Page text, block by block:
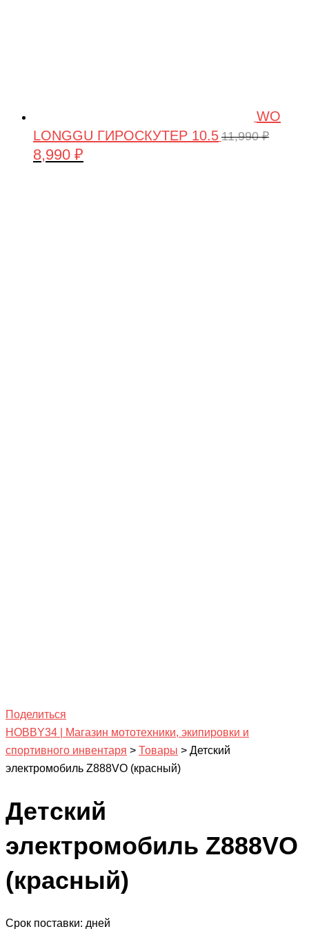
WO
LONGGU ГИРОСКУТЕР 10.5 11,990₽
Первоначальная
8,990 ₽
Поделиться
HOBBY34 | Магазин мототехники, экипировки и
спортивного инвентаря > Товары > Детский
электромобиль Z888VO (красный)
Детский
электромобиль Z888VO
(красный)
Срок поставки: дней